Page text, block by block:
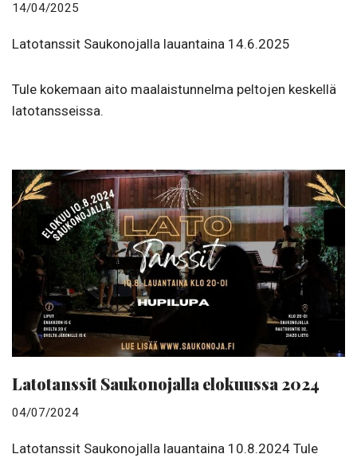
14/04/2025
Latotanssit Saukonojalla lauantaina 14.6.2025
Tule kokemaan aito maalaistunnelma peltojen keskellä
latotansseissa.
Latotanssit Saukonojalla elokuussa 2024
04/07/2024
Latotanssit Saukonojalla lauantaina 10.8.2024 Tule